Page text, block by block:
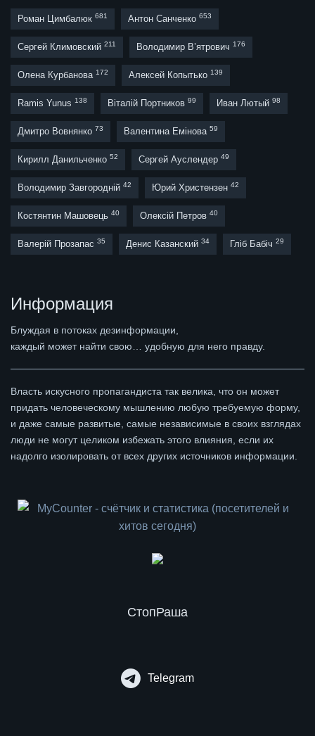
Роман Цимбалюк 681 Антон Санченко 653
Сергей Климовский 211 Володимир В’ятрович 176
Олена Курбанова 172 Алексей Копытько 139
Ramis Yunus 138 Віталій Портников 99 Иван Лютый 98
Дмитро Вовнянко 73 Валентина Емінова 59
Кирилл Данильченко 52 Сергей Ауслендер 49
Володимир Завгородній 42 Юрий Христензен 42
Костянтин Машовець 40 Олексій Петров 40
Валерій Прозапас 35 Денис Казанский 34 Гліб Бабіч 29
Информация
Блуждая в потоках дезинформации,
каждый может найти свою… удобную для него правду.
Власть искусного пропагандиста так велика, что он может
придать человеческому мышлению любую требуемую форму,
и даже самые развитые, самые независимые в своих взглядах
люди не могут целиком избежать этого влияния, если их
надолго изолировать от всех других источников информации.
СтопРаша
Telegram